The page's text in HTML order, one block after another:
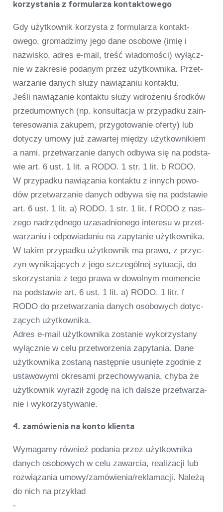
kor­zysta­nia z for­mu­larza kon­takt­owego
Gdy użyt­kow­nik kor­zysta z for­mu­larza kon­takt­
owego, gro­mad­zimy jego dane oso­bowe (imię i
nazwisko, adres e‑mail, treść wia­do­mości) wyłącz­
nie w zak­re­sie podanym przez użyt­kow­nika. Przet­
warza­nie danych służy nawią­za­niu kon­taktu.
Jeśli nawią­za­nie kon­taktu służy wdroże­niu środ­ków
przedu­mownych (np. kon­sult­acja w przy­padku zain­
te­re­so­wa­nia zaku­pem, przy­go­to­wa­nie oferty) lub
doty­czy umowy już zawar­tej między użyt­kow­ni­kiem
a nami, przet­warza­nie danych odbywa się na pod­sta­
wie art. 6 ust. 1 lit. a RODO. 1 str. 1 lit. b RODO.
W przy­padku nawią­za­nia kon­taktu z innych powo­
dów przet­warza­nie danych odbywa się na pod­sta­wie
art. 6 ust. 1 lit. a) RODO. 1 str. 1 lit. f RODO z nas­
zego nadrzęd­n­ego uza­sad­nio­n­ego inte­resu w przet­
warza­niu i odpo­wia­da­niu na zapy­ta­nie użyt­kow­nika.
W takim przy­padku użyt­kow­nik ma prawo, z przy­c­
zyn wyni­ka­ją­cych z jego szc­ze­gól­nej sytu­acji, do
skor­zysta­nia z tego prawa w dowol­nym momen­cie
na pod­sta­wie art. 6 ust. 1 lit. a) RODO. 1 litr. f
RODO do przet­warza­nia danych oso­bo­wych doty­c­
zą­cych użyt­kow­nika.
Adres e‑mail użyt­kow­nika zosta­nie wykor­zystany
wyłącz­nie w celu przet­wor­ze­nia zapy­ta­nia. Dane
użyt­kow­nika zostaną nas­tęp­nie usunięte zgod­nie z
usta­wo­wymi okres­ami prz­echo­wy­wa­nia, chyba że
użyt­kow­nik wyra­ził zgodę na ich dalsze przet­warza­
nie i wykor­zy­sty­wa­nie.
4. zamó­wi­e­nia na konto kli­enta
Wyma­gamy rów­nież poda­nia przez użyt­kow­nika
danych oso­bo­wych w celu zaw­ar­cia, rea­li­zacji lub
roz­wią­za­nia umowy/zamówienia/reklamacji. Należą
do nich na przy­kład
-